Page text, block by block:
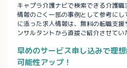
キャプラ介護ナビで検索できる介護
情報のごく一部の事例として参考に
に添った求人情報は、無料の転職支
ンサルタントから直接ご紹介させてい
早めのサービス申し込みで理
可能性アップ！